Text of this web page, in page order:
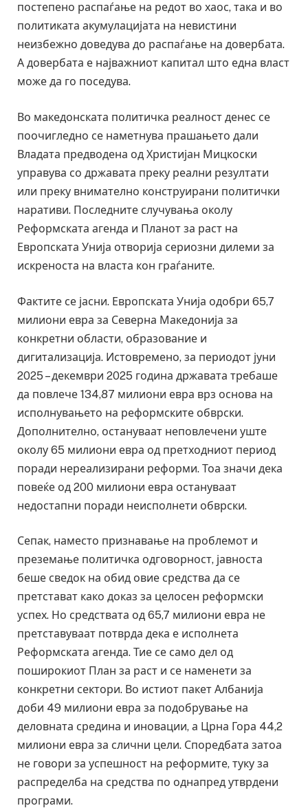
постепено распаѓање на редот во хаос, така и во
политиката акумулацијата на невистини
неизбежно доведува до распаѓање на довербата.
А довербата е најважниот капитал што една власт
може да го поседува.
Во македонската политичка реалност денес се
поочигледно се наметнува прашањето дали
Владата предводена од Христијан Мицкоски
управува со државата преку реални резултати
или преку внимателно конструирани политички
наративи. Последните случувања околу
Реформската агенда и Планот за раст на
Европската Унија отворија сериозни дилеми за
искреноста на власта кон граѓаните.
Фактите се јасни. Европската Унија одобри 65,7
милиони евра за Северна Македонија за
конкретни области, образование и
дигитализација. Истовремено, за периодот јуни
2025 – декември 2025 година државата требаше
да повлече 134,87 милиони евра врз основа на
исполнувањето на реформските обврски.
Дополнително, остануваат неповлечени уште
околу 65 милиони евра од претходниот период
поради нереализирани реформи. Тоа значи дека
повеќе од 200 милиони евра остануваат
недостапни поради неисполнети обврски.
Сепак, наместо признавање на проблемот и
преземање политичка одговорност, јавноста
беше сведок на обид овие средства да се
претстават како доказ за целосен реформски
успех. Но средствата од 65,7 милиони евра не
претставуваат потврда дека е исполнета
Реформската агенда. Тие се само дел од
поширокиот План за раст и се наменети за
конкретни сектори. Во истиот пакет Албанија
доби 49 милиони евра за подобрување на
деловната средина и иновации, а Црна Гора 44,2
милиони евра за слични цели. Споредбата затоа
не говори за успешност на реформите, туку за
распределба на средства по однапред утврдени
програми.